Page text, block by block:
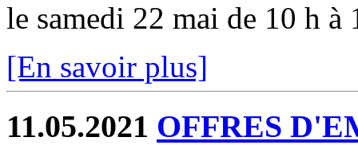
le samedi 22 mai de 10 h
[En savoir plus]
11.05.2021 OFFRES